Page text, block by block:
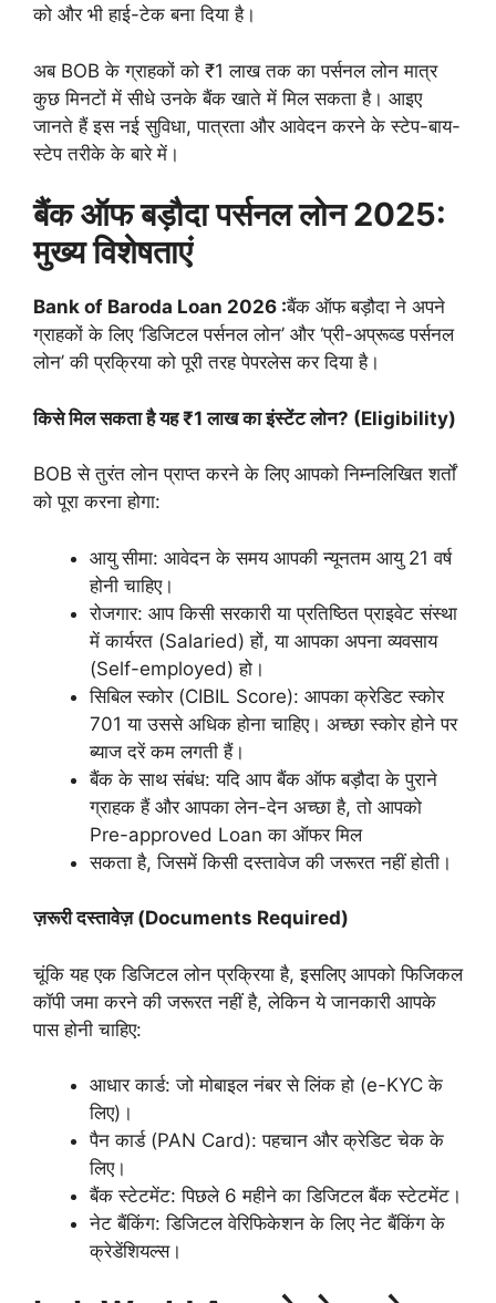
को और भी हाई-टेक बना दिया है।
अब BOB के ग्राहकों को ₹1 लाख तक का पर्सनल लोन मात्र
कुछ मिनटों में सीधे उनके बैंक खाते में मिल सकता है। आइए
जानते हैं इस नई सुविधा, पात्रता और आवेदन करने के स्टेप-बाय-
स्टेप तरीके के बारे में।
बैंक ऑफ बड़ौदा पर्सनल लोन 2025:
मुख्य विशेषताएं
Bank of Baroda Loan 2026 :बैंक ऑफ बड़ौदा ने अपने
ग्राहकों के लिए ‘डिजिटल पर्सनल लोन’ और ‘प्री-अप्रूव्ड पर्सनल
लोन’ की प्रक्रिया को पूरी तरह पेपरलेस कर दिया है।
किसे मिल सकता है यह ₹1 लाख का इंस्टेंट लोन? (Eligibility)
BOB से तुरंत लोन प्राप्त करने के लिए आपको निम्नलिखित शर्तों
को पूरा करना होगा:
आयु सीमा: आवेदन के समय आपकी न्यूनतम आयु 21 वर्ष
होनी चाहिए।
रोजगार: आप किसी सरकारी या प्रतिष्ठित प्राइवेट संस्था
में कार्यरत (Salaried) हों, या आपका अपना व्यवसाय
(Self-employed) हो।
सिबिल स्कोर (CIBIL Score): आपका क्रेडिट स्कोर
701 या उससे अधिक होना चाहिए। अच्छा स्कोर होने पर
ब्याज दरें कम लगती हैं।
बैंक के साथ संबंध: यदि आप बैंक ऑफ बड़ौदा के पुराने
ग्राहक हैं और आपका लेन-देन अच्छा है, तो आपको
Pre-approved Loan का ऑफर मिल
सकता है, जिसमें किसी दस्तावेज की जरूरत नहीं होती।
ज़रूरी दस्तावेज़ (Documents Required)
चूंकि यह एक डिजिटल लोन प्रक्रिया है, इसलिए आपको फिजिकल
कॉपी जमा करने की जरूरत नहीं है, लेकिन ये जानकारी आपके
पास होनी चाहिए:
आधार कार्ड: जो मोबाइल नंबर से लिंक हो (e-KYC के
लिए)।
पैन कार्ड (PAN Card): पहचान और क्रेडिट चेक के
लिए।
बैंक स्टेटमेंट: पिछले 6 महीने का डिजिटल बैंक स्टेटमेंट।
नेट बैंकिंग: डिजिटल वेरिफिकेशन के लिए नेट बैंकिंग के
क्रेडेंशियल्स।